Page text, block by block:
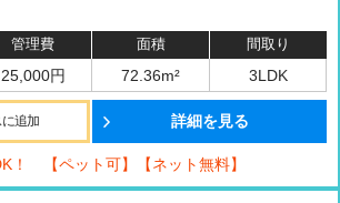
管理費 面積 間取り
25,000円 72.36m² 3LDK
追加 詳細を見る
！ 【ペット可】【ネット無料】